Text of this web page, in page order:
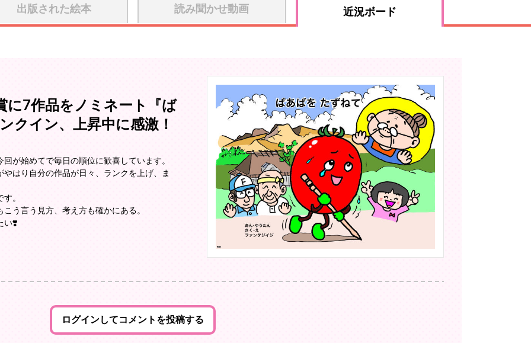
出版された絵本 読み聞かせ動画 近況ボード
に7作品をノミネート『ば
クイン、上昇中に感激！
が始めてで毎日の順位に歓喜しています。
はり自分の作品が日々、ランクを上げ、ま
。
う言う見方、考え方も確かにある。
い❣️
ログインしてコメントを投稿する